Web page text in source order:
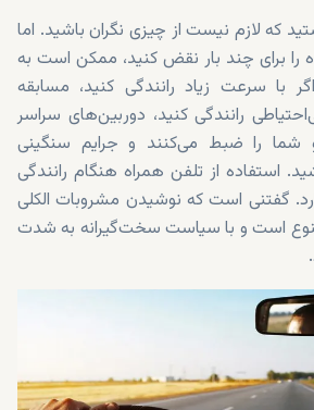
که لازم نیست از چیزی نگران باشید. اما
را برای چند بار نقض کنید، ممکن است به
با سرعت زیاد رانندگی کنید، مسابقه
رانندگی کنید، دوربین‌های سراسر
را ضبط می‌کنند و جرایم سنگینی
استفاده از تلفن همراه هنگام رانندگی
گفتنی است که نوشیدن مشروبات الکلی
است و با سیاست سخت‌گیرانه به شدت